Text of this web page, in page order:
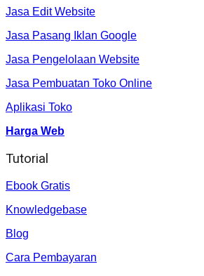
Jasa Edit Website
Jasa Pasang Iklan Google
Jasa Pengelolaan Website
Jasa Pembuatan Toko Online
Aplikasi Toko
Harga Web
Tutorial
Ebook Gratis
Knowledgebase
Blog
Cara Pembayaran